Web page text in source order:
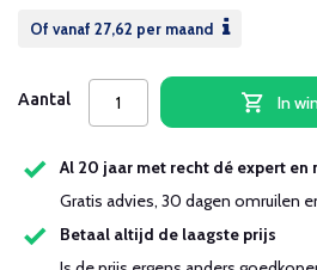
Of vanaf 27,62 per maand
Aantal In
Al 20 jaar met recht dé expert en
Gratis advies, 30 dagen omruilen
Betaal altijd de laagste prijs